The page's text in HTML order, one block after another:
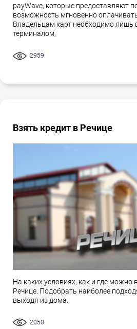
payWave, которые предоставляют
возможность мгновенно
Владельцам карт необходимо лишь
терминалом,
2959
Взять кредит в Речице
На каких условиях, как и где можно
Речице. Подобрать наиболее
выходя из дома.
2050